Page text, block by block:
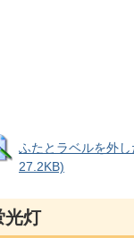
ふたとラベルを外
27.2KB)
光灯